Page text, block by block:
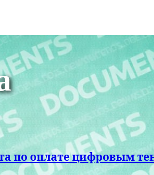
по оплате цифровым